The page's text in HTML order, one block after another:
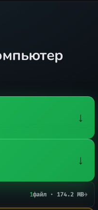
↓
↓
1файл · 174.2 MB→